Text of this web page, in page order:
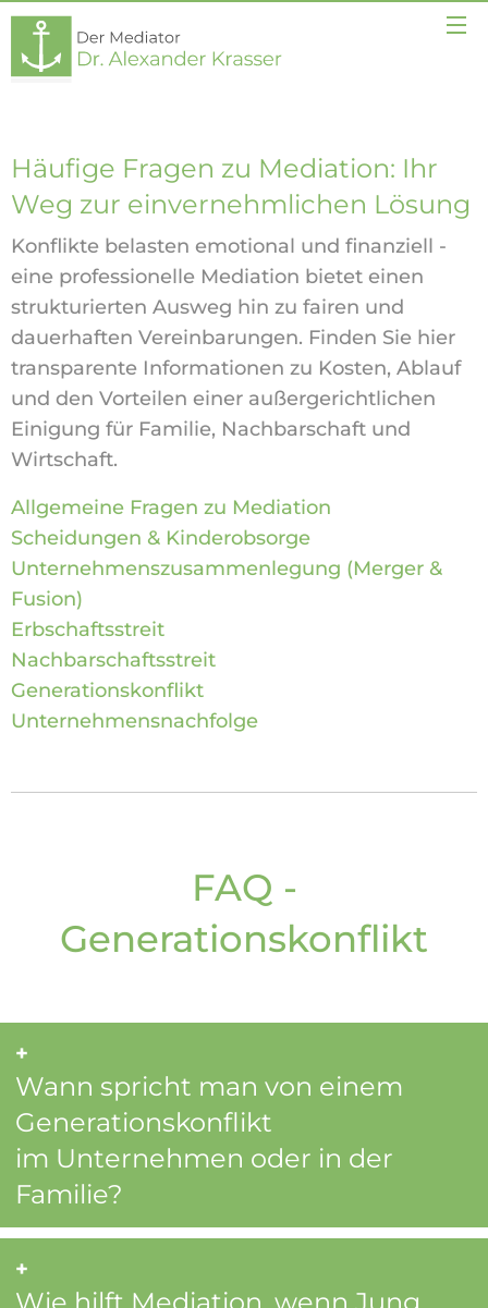
Häufige Fragen zu Mediation: Ihr
Weg zur einvernehmlichen Lösung
Konflikte belasten emotional und finanziell -
eine professionelle Mediation bietet einen
strukturierten Ausweg hin zu fairen und
dauerhaften Vereinbarungen. Finden Sie hier
transparente Informationen zu Kosten, Ablauf
und den Vorteilen einer außergerichtlichen
Einigung für Familie, Nachbarschaft und
Wirtschaft.
Allgemeine Fragen zu Mediation
Scheidungen & Kinderobsorge
Unternehmenszusammenlegung (Merger &
Fusion)
Erbschaftsstreit
Nachbarschaftsstreit
Generationskonflikt
Unternehmensnachfolge
FAQ -
Generationskonflikt
Wann spricht man von einem
Generationskonflikt
im Unternehmen oder in der
Familie?